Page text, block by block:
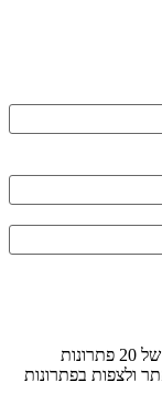
המנוי אינו מתחדש אוטומטית. ישנה הגבלת צפיה של 20 פתרונות
ולצפות בפתרונות